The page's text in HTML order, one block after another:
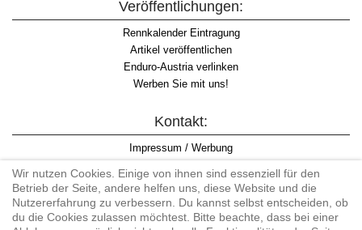
Veröffentlichungen:
Rennkalender Eintragung
Artikel veröffentlichen
Enduro-Austria verlinken
Werben Sie mit uns!
Kontakt:
Impressum / Werbung
Datenschutzinformation
Informationspflicht WKO
AGB
Wir nutzen Cookies. Einige von ihnen sind essenziell für den
Betrieb der Seite, andere helfen uns, diese Website und die
Nutzererfahrung zu verbessern. Du kannst selbst entscheiden, ob
du die Cookies zulassen möchtest. Bitte beachte, dass bei einer